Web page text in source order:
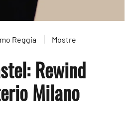
Reggia Mostre
Rewind
Milano